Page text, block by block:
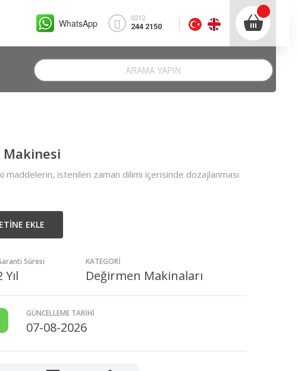
WhatsApp 0212
244 2150
Makinesi
maddelerin, istenilen zaman dilimi içerisinde dozajlanması
EKLE
Süresi
Yıl
KATEGORİ
Değirmen Makinaları
GÜNCELLEME TARİHİ
07-08-2026